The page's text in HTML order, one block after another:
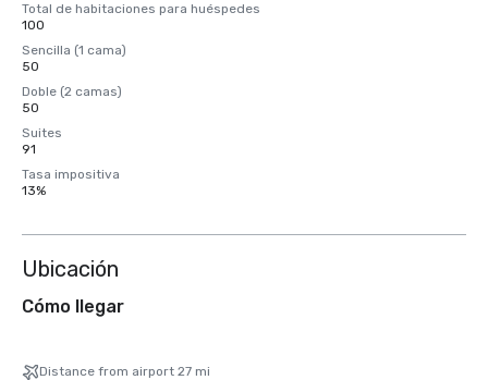
Total de habitaciones para huéspedes
100
Sencilla (1 cama)
50
Doble (2 camas)
50
Suites
91
Tasa impositiva
13%
Ubicación
Cómo llegar
Distance from airport 27 mi